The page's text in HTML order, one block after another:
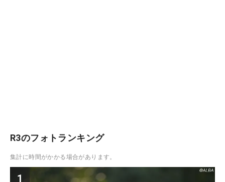
R3のフォトランキング
集計に時間がかかる場合があります。
1